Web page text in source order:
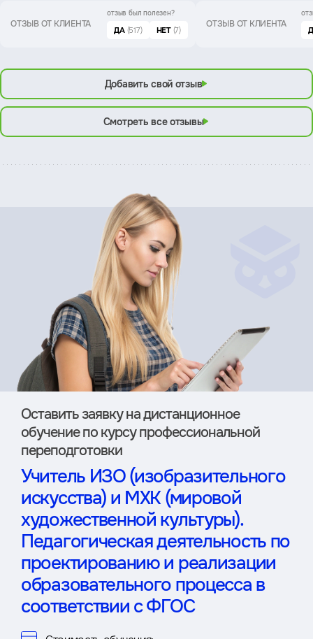
ОТЗЫВ ОТ КЛИЕНТА
отзыв был полезен?
ДА (517) НЕТ (7)
ОТЗЫВ ОТ КЛИЕНТА
Добавить свой отзыв
Смотреть все отзывы
Оставить заявку на дистан­ционное
обучение по курсу профессиональной
переподготовки
Учитель ИЗО (изобразительного
искусства) и МХК (мировой
художественной культуры).
Педагогическая деятельность по
проектированию и реализации
образовательного процесса в
соответствии с ФГОС